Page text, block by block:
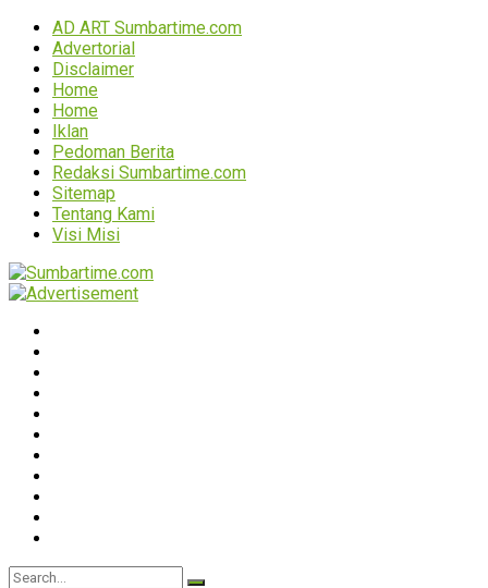
AD ART Sumbartime.com
Advertorial
Disclaimer
Home
Home
Iklan
Pedoman Berita
Redaksi Sumbartime.com
Sitemap
Tentang Kami
Visi Misi